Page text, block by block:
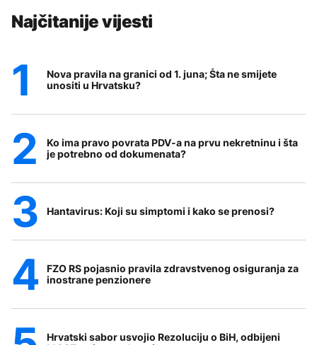
Najčitanije vijesti
Nova pravila na granici od 1. juna; Šta ne smijete
unositi u Hrvatsku?
Ko ima pravo povrata PDV-a na prvu nekretninu i šta
je potrebno od dokumenata?
Hantavirus: Koji su simptomi i kako se prenosi?
FZO RS pojasnio pravila zdravstvenog osiguranja za
inostrane penzionere
Hrvatski sabor usvojio Rezoluciju o BiH, odbijeni